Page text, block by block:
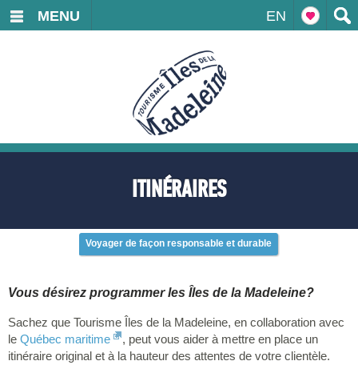
EN
MENU
ITINÉRAIRES
Voyager de façon responsable et durable
Vous désirez programmer les Îles de la Madeleine?
Sachez que Tourisme Îles de la Madeleine, en collaboration avec
le Québec maritime
, peut vous aider à mettre en place un
itinéraire original et à la hauteur des attentes de votre clientèle.